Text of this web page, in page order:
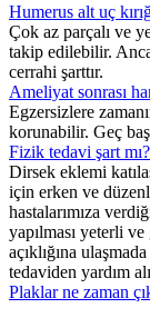
Humerus alt uç
Çok az parçalı ve
takip edilebilir.
cerrahi şarttır.
Ameliyat sonrası
Egzersizlere
korunabilir. Geç
Fizik tedavi şart mı?
Dirsek eklemi
için erken ve
hastalarımıza
yapılması yeterli
açıklığına
tedaviden yardım
Plaklar ne zaman